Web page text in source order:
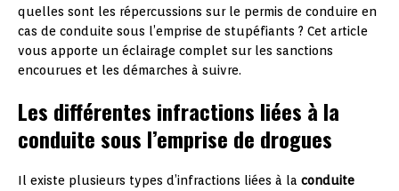
quelles sont les répercussions sur le permis de conduire en
cas de conduite sous l’emprise de stupéfiants ? Cet article
vous apporte un éclairage complet sur les sanctions
encourues et les démarches à suivre.
Les différentes infractions liées à la
conduite sous l’emprise de drogues
Il existe plusieurs types d’infractions liées à la conduite